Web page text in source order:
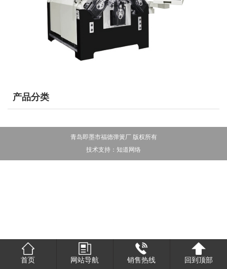
产品分类
青岛即墨市福德弹簧厂 版权所有
技术支持： 知道网络
首页 网站导航 销售热线 回到顶部